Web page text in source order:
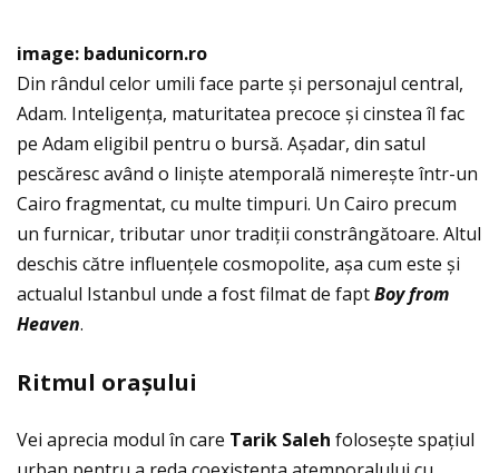
image: badunicorn.ro
Din rândul celor umili face parte și personajul central,
Adam. Inteligenţa, maturitatea precoce și cinstea îl fac
pe Adam eligibil pentru o bursă. Așadar, din satul
pescăresc având o liniște atemporală nimerește într-un
Cairo fragmentat, cu multe timpuri. Un Cairo precum
un furnicar, tributar unor tradiţii constrângătoare. Altul
deschis către influenţele cosmopolite, așa cum este și
actualul Istanbul unde a fost filmat de faptBoy from
Heaven.
Ritmul orașului
Vei aprecia modul în care Tarik Saleh folosește spaţiul